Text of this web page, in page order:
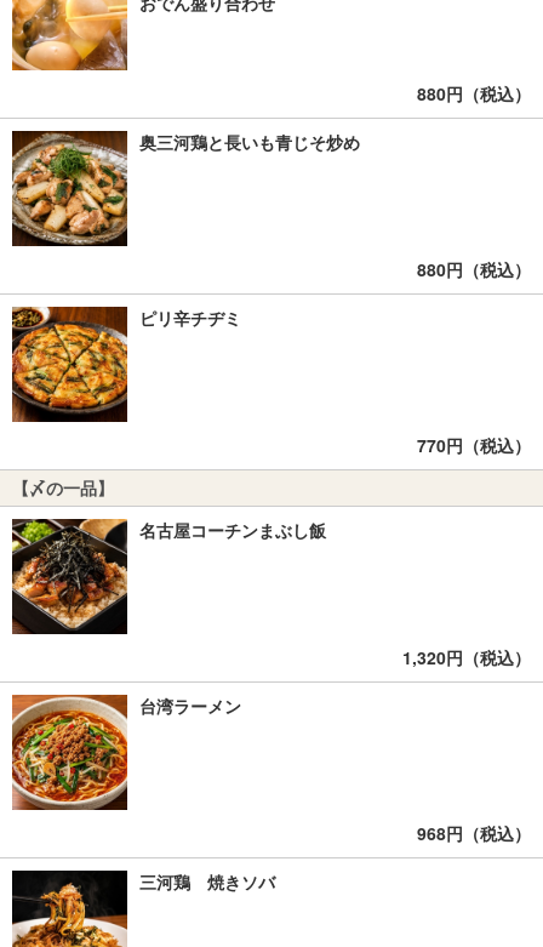
880円（税込）
奥三河鶏と長いも青じそ炒め
880円（税込）
ピリ辛チヂミ
770円（税込）
【〆の一品】
名古屋コーチンまぶし飯
1,320円（税込）
台湾ラーメン
968円（税込）
三河鶏 焼きソバ